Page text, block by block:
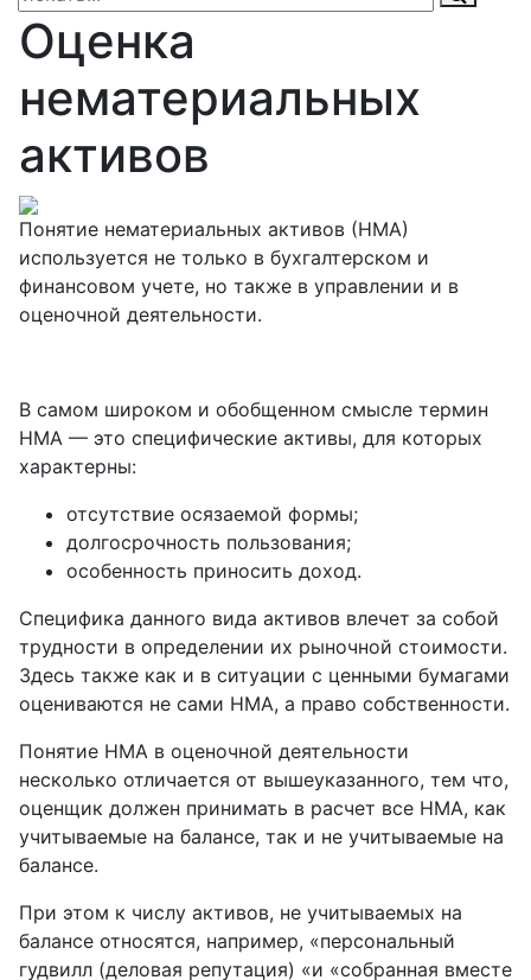
Оценка
нематериальных
активов
Понятие нематериальных активов (НМА)
используется не только в бухгалтерском и
финансовом учете, но также в управлении и в
оценочной деятельности.
В самом широком и обобщенном смысле термин
НМА — это специфические активы, для которых
характерны:
отсутствие осязаемой формы;
долгосрочность пользования;
особенность приносить доход.
Специфика данного вида активов влечет за собой
трудности в определении их рыночной стоимости.
Здесь также как и в ситуации с ценными бумагами
оцениваются не сами НМА, а право собственности.
Понятие НМА в оценочной деятельности
несколько отличается от вышеуказанного, тем что,
оценщик должен принимать в расчет все НМА, как
учитываемые на балансе, так и не учитываемые на
балансе.
При этом к числу активов, не учитываемых на
балансе относятся, например, «персональный
гудвилл (деловая репутация) «и «собранная вместе